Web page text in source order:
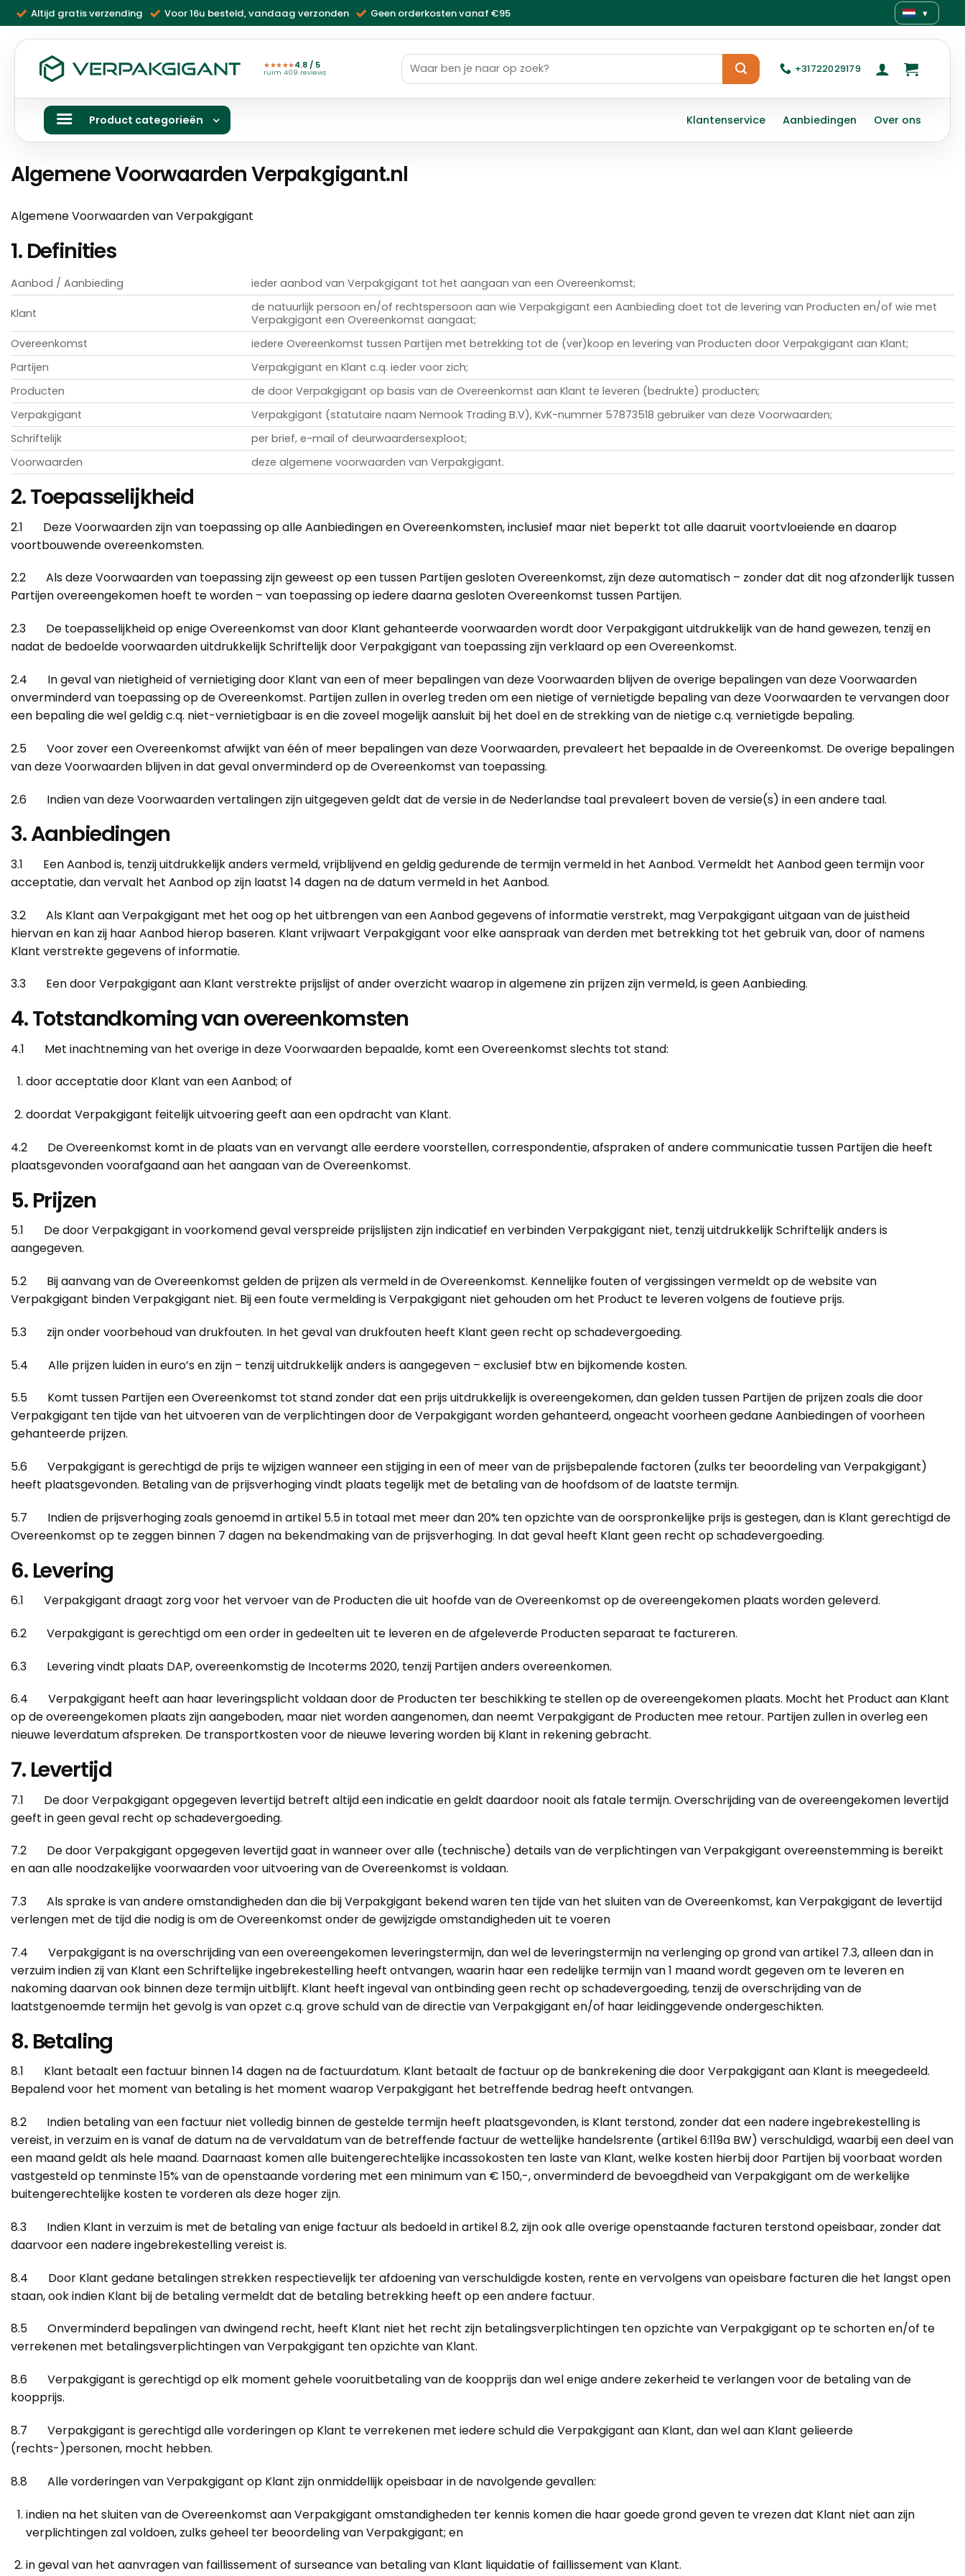
naar
inhoud
Altijd gratis verzending Voor 16u besteld, vandaag verzonden Geen orderkosten vanaf €95 ▾
★★★★★4.8 / 5
ruim 409 reviews
Zoeken
naar:
+31722029179
Product categorieën Klantenservice Aanbiedingen Over ons
Algemene Voorwaarden Verpakgigant.nl
Algemene Voorwaarden van Verpakgigant
1. Definities
Aanbod / Aanbieding ieder aanbod van Verpakgigant tot het aangaan van een Overeenkomst;
Klant
de natuurlijk persoon en/of rechtspersoon aan wie Verpakgigant een Aanbieding doet tot de levering van Producten en/of wie met
Verpakgigant een Overeenkomst aangaat;
Overeenkomst
iedere Overeenkomst tussen Partijen met betrekking tot de (ver)koop en levering van Producten door Verpakgigant aan Klant;
Partijen
Verpakgigant en Klant c.q. ieder voor zich;
Producten
de door Verpakgigant op basis van de Overeenkomst aan Klant te leveren (bedrukte) producten;
Verpakgigant
Verpakgigant (statutaire naam Nemook Trading B.V), KvK-nummer 57873518 gebruiker van deze Voorwaarden;
Schriftelijk
per brief, e-mail of deurwaardersexploot;
Voorwaarden
deze algemene voorwaarden van Verpakgigant.
2. Toepasselijkheid
2.1 Deze Voorwaarden zijn van toepassing op alle Aanbiedingen en Overeenkomsten, inclusief maar niet beperkt tot alle daaruit voortvloeiende en daarop
voortbouwende overeenkomsten.
2.2 Als deze Voorwaarden van toepassing zijn geweest op een tussen Partijen gesloten Overeenkomst, zijn deze automatisch – zonder dat dit nog afzonderlijk tussen
Partijen overeengekomen hoeft te worden – van toepassing op iedere daarna gesloten Overeenkomst tussen Partijen.
2.3 De toepasselijkheid op enige Overeenkomst van door Klant gehanteerde voorwaarden wordt door Verpakgigant uitdrukkelijk van de hand gewezen, tenzij en
nadat de bedoelde voorwaarden uitdrukkelijk Schriftelijk door Verpakgigant van toepassing zijn verklaard op een Overeenkomst.
2.4 In geval van nietigheid of vernietiging door Klant van een of meer bepalingen van deze Voorwaarden blijven de overige bepalingen van deze Voorwaarden
onverminderd van toepassing op de Overeenkomst. Partijen zullen in overleg treden om een nietige of vernietigde bepaling van deze Voorwaarden te vervangen door
een bepaling die wel geldig c.q. niet-vernietigbaar is en die zoveel mogelijk aansluit bij het doel en de strekking van de nietige c.q. vernietigde bepaling.
2.5 Voor zover een Overeenkomst afwijkt van één of meer bepalingen van deze Voorwaarden, prevaleert het bepaalde in de Overeenkomst. De overige bepalingen
van deze Voorwaarden blijven in dat geval onverminderd op de Overeenkomst van toepassing.
2.6 Indien van deze Voorwaarden vertalingen zijn uitgegeven geldt dat de versie in de Nederlandse taal prevaleert boven de versie(s) in een andere taal.
3. Aanbiedingen
3.1 Een Aanbod is, tenzij uitdrukkelijk anders vermeld, vrijblijvend en geldig gedurende de termijn vermeld in het Aanbod. Vermeldt het Aanbod geen termijn voor
acceptatie, dan vervalt het Aanbod op zijn laatst 14 dagen na de datum vermeld in het Aanbod.
3.2 Als Klant aan Verpakgigant met het oog op het uitbrengen van een Aanbod gegevens of informatie verstrekt, mag Verpakgigant uitgaan van de juistheid
hiervan en kan zij haar Aanbod hierop baseren. Klant vrijwaart Verpakgigant voor elke aanspraak van derden met betrekking tot het gebruik van, door of namens
Klant verstrekte gegevens of informatie.
3.3 Een door Verpakgigant aan Klant verstrekte prijslijst of ander overzicht waarop in algemene zin prijzen zijn vermeld, is geen Aanbieding.
4. Totstandkoming van overeenkomsten
4.1 Met inachtneming van het overige in deze Voorwaarden bepaalde, komt een Overeenkomst slechts tot stand:
door acceptatie door Klant van een Aanbod; of
doordat Verpakgigant feitelijk uitvoering geeft aan een opdracht van Klant.
4.2 De Overeenkomst komt in de plaats van en vervangt alle eerdere voorstellen, correspondentie, afspraken of andere communicatie tussen Partijen die heeft
plaatsgevonden voorafgaand aan het aangaan van de Overeenkomst.
5. Prijzen
5.1 De door Verpakgigant in voorkomend geval verspreide prijslijsten zijn indicatief en verbinden Verpakgigant niet, tenzij uitdrukkelijk Schriftelijk anders is
aangegeven.
5.2 Bij aanvang van de Overeenkomst gelden de prijzen als vermeld in de Overeenkomst. Kennelijke fouten of vergissingen vermeldt op de website van
Verpakgigant binden Verpakgigant niet. Bij een foute vermelding is Verpakgigant niet gehouden om het Product te leveren volgens de foutieve prijs.
5.3 zijn onder voorbehoud van drukfouten. In het geval van drukfouten heeft Klant geen recht op schadevergoeding.
5.4 Alle prijzen luiden in euro’s en zijn – tenzij uitdrukkelijk anders is aangegeven – exclusief btw en bijkomende kosten.
5.5 Komt tussen Partijen een Overeenkomst tot stand zonder dat een prijs uitdrukkelijk is overeengekomen, dan gelden tussen Partijen de prijzen zoals die door
Verpakgigant ten tijde van het uitvoeren van de verplichtingen door de Verpakgigant worden gehanteerd, ongeacht voorheen gedane Aanbiedingen of voorheen
gehanteerde prijzen.
5.6 Verpakgigant is gerechtigd de prijs te wijzigen wanneer een stijging in een of meer van de prijsbepalende factoren (zulks ter beoordeling van Verpakgigant)
heeft plaatsgevonden. Betaling van de prijsverhoging vindt plaats tegelijk met de betaling van de hoofdsom of de laatste termijn.
5.7 Indien de prijsverhoging zoals genoemd in artikel 5.5 in totaal met meer dan 20% ten opzichte van de oorspronkelijke prijs is gestegen, dan is Klant gerechtigd de
Overeenkomst op te zeggen binnen 7 dagen na bekendmaking van de prijsverhoging. In dat geval heeft Klant geen recht op schadevergoeding.
6. Levering
6.1 Verpakgigant draagt zorg voor het vervoer van de Producten die uit hoofde van de Overeenkomst op de overeengekomen plaats worden geleverd.
6.2 Verpakgigant is gerechtigd om een order in gedeelten uit te leveren en de afgeleverde Producten separaat te factureren.
6.3 Levering vindt plaats DAP, overeenkomstig de Incoterms 2020, tenzij Partijen anders overeenkomen.
6.4 Verpakgigant heeft aan haar leveringsplicht voldaan door de Producten ter beschikking te stellen op de overeengekomen plaats. Mocht het Product aan Klant
op de overeengekomen plaats zijn aangeboden, maar niet worden aangenomen, dan neemt Verpakgigant de Producten mee retour. Partijen zullen in overleg een
nieuwe leverdatum afspreken. De transportkosten voor de nieuwe levering worden bij Klant in rekening gebracht.
7. Levertijd
7.1 De door Verpakgigant opgegeven levertijd betreft altijd een indicatie en geldt daardoor nooit als fatale termijn. Overschrijding van de overeengekomen levertijd
geeft in geen geval recht op schadevergoeding.
7.2 De door Verpakgigant opgegeven levertijd gaat in wanneer over alle (technische) details van de verplichtingen van Verpakgigant overeenstemming is bereikt
en aan alle noodzakelijke voorwaarden voor uitvoering van de Overeenkomst is voldaan.
7.3 Als sprake is van andere omstandigheden dan die bij Verpakgigant bekend waren ten tijde van het sluiten van de Overeenkomst, kan Verpakgigant de levertijd
verlengen met de tijd die nodig is om de Overeenkomst onder de gewijzigde omstandigheden uit te voeren
7.4 Verpakgigant is na overschrijding van een overeengekomen leveringstermijn, dan wel de leveringstermijn na verlenging op grond van artikel 7.3, alleen dan in
verzuim indien zij van Klant een Schriftelijke ingebrekestelling heeft ontvangen, waarin haar een redelijke termijn van 1 maand wordt gegeven om te leveren en
nakoming daarvan ook binnen deze termijn uitblijft. Klant heeft ingeval van ontbinding geen recht op schadevergoeding, tenzij de overschrijding van de
laatstgenoemde termijn het gevolg is van opzet c.q. grove schuld van de directie van Verpakgigant en/of haar leidinggevende ondergeschikten.
8. Betaling
8.1 Klant betaalt een factuur binnen 14 dagen na de factuurdatum. Klant betaalt de factuur op de bankrekening die door Verpakgigant aan Klant is meegedeeld.
Bepalend voor het moment van betaling is het moment waarop Verpakgigant het betreffende bedrag heeft ontvangen.
8.2 Indien betaling van een factuur niet volledig binnen de gestelde termijn heeft plaatsgevonden, is Klant terstond, zonder dat een nadere ingebrekestelling is
vereist, in verzuim en is vanaf de datum na de vervaldatum van de betreffende factuur de wettelijke handelsrente (artikel 6:119a BW) verschuldigd, waarbij een deel van
een maand geldt als hele maand. Daarnaast komen alle buitengerechtelijke incassokosten ten laste van Klant, welke kosten hierbij door Partijen bij voorbaat worden
vastgesteld op tenminste 15% van de openstaande vordering met een minimum van € 150,-, onverminderd de bevoegdheid van Verpakgigant om de werkelijke
buitengerechtelijke kosten te vorderen als deze hoger zijn.
8.3 Indien Klant in verzuim is met de betaling van enige factuur als bedoeld in artikel 8.2, zijn ook alle overige openstaande facturen terstond opeisbaar, zonder dat
daarvoor een nadere ingebrekestelling vereist is.
8.4 Door Klant gedane betalingen strekken respectievelijk ter afdoening van verschuldigde kosten, rente en vervolgens van opeisbare facturen die het langst open
staan, ook indien Klant bij de betaling vermeldt dat de betaling betrekking heeft op een andere factuur.
8.5 Onverminderd bepalingen van dwingend recht, heeft Klant niet het recht zijn betalingsverplichtingen ten opzichte van Verpakgigant op te schorten en/of te
verrekenen met betalingsverplichtingen van Verpakgigant ten opzichte van Klant.
8.6 Verpakgigant is gerechtigd op elk moment gehele vooruitbetaling van de koopprijs dan wel enige andere zekerheid te verlangen voor de betaling van de
koopprijs.
8.7 Verpakgigant is gerechtigd alle vorderingen op Klant te verrekenen met iedere schuld die Verpakgigant aan Klant, dan wel aan Klant gelieerde
(rechts-)personen, mocht hebben.
8.8 Alle vorderingen van Verpakgigant op Klant zijn onmiddellijk opeisbaar in de navolgende gevallen:
indien na het sluiten van de Overeenkomst aan Verpakgigant omstandigheden ter kennis komen die haar goede grond geven te vrezen dat Klant niet aan zijn
verplichtingen zal voldoen, zulks geheel ter beoordeling van Verpakgigant; en
in geval van het aanvragen van faillissement of surseance van betaling van Klant liquidatie of faillissement van Klant.